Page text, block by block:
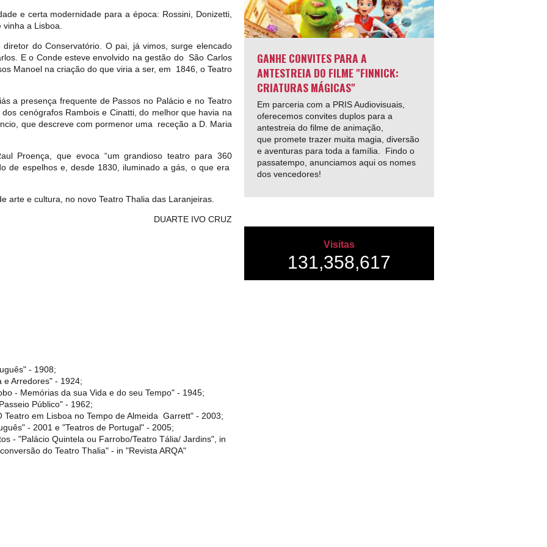
e certa modernidade para a época: Rossini, Donizetti,
a Lisboa.
do Conservatório. O pai, já vimos, surge elencado
E o Conde esteve envolvido na gestão do São Carlos
Manoel na criação do que viria a ser, em 1846, o Teatro
a presença frequente de Passos no Palácio e no Teatro
cenógrafos Rambois e Cinatti, do melhor que havia na
que descreve com pormenor uma receção a D. Maria
Proença, que evoca “um grandioso teatro para 360
de espelhos e, desde 1830, iluminado a gás, o que era
arte e cultura, no novo Teatro Thalia das Laranjeiras.
DUARTE IVO CRUZ
- 1908;
e Arredores" - 1924;
- Memórias da sua Vida e do seu Tempo" - 1945;
Público" - 1962;
Teatro em Lisboa no Tempo de Almeida Garrett" - 2003;
- 2001 e "Teatros de Portugal" - 2005;
- "Palácio Quintela ou Farrobo/Teatro Tália/ Jardins", in
do Teatro Thalia" - in "Revista ARQA"
GANHE CONVITES PARA A
ANTESTREIA DO FILME "FINNICK:
CRIATURAS MÁGICAS"
Em parceria com a PRIS Audiovisuais,
oferecemos convites duplos para a
antestreia do filme de animação,
que promete trazer muita magia, diversão
e aventuras para toda a família. Findo o
passatempo, anunciamos aqui os nomes
dos vencedores!
Visitas
131,358,617